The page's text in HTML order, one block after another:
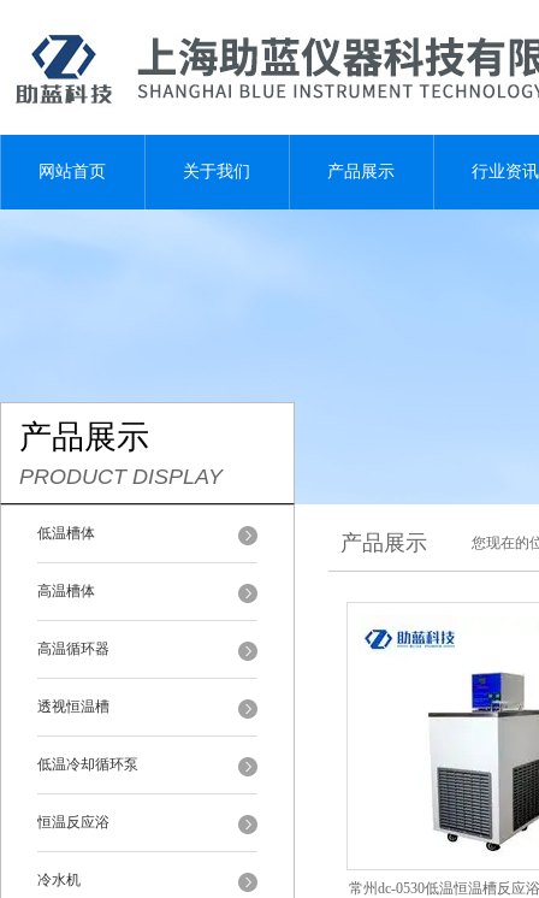
网站首页 关于我们 产品展示 行业资讯
产品展示
PRODUCT DISPLAY
低温槽体
高温槽体
高温循环器
透视恒温槽
低温冷却循环泵
恒温反应浴
冷水机
产品展示 您现在的
常州dc-0530低温恒温槽反应